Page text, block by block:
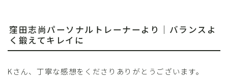
窪田志尚パーソナルトレーナーより｜バランスよ
く鍛えてキレイに
Kさん、丁寧な感想をくださりありがとうございます。